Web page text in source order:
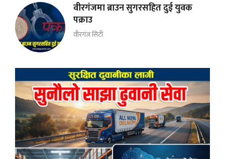
वीरगंजमा ब्राउन सुगरसहित दुई युवक
पक्राउ
वीरगंज सिटी